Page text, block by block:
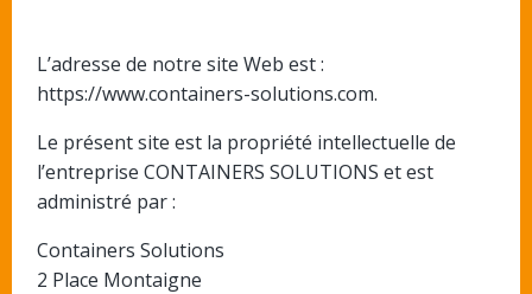
L’adresse de notre site Web est :
https://www.containers-solutions.com.
Le présent site est la propriété intellectuelle de
l’entreprise CONTAINERS SOLUTIONS et est
administré par :
Containers Solutions
2 Place Montaigne